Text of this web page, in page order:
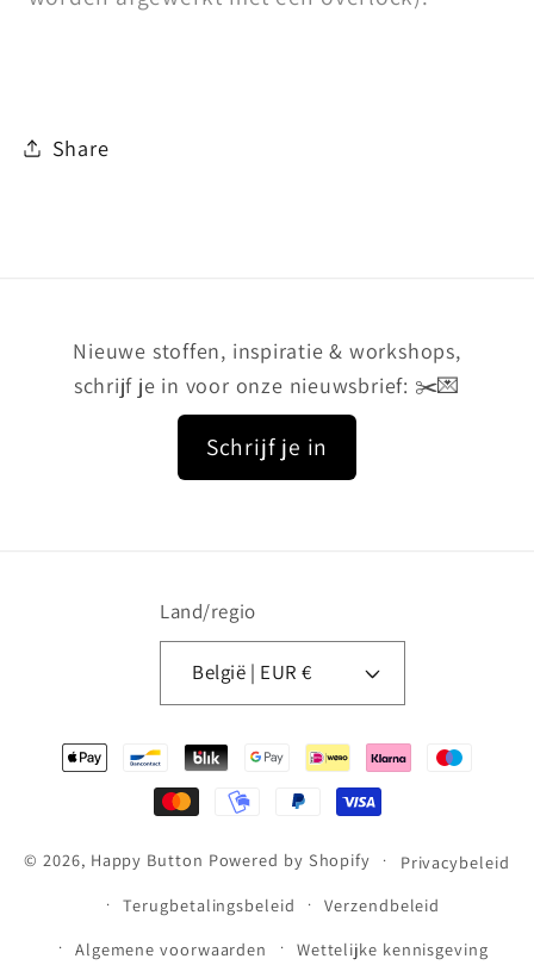
Share
Nieuwe stoffen, inspiratie & workshops,
schrijf je in voor onze nieuwsbrief: ✂️💌
Schrijf je in
Land/regio
België | EUR €
Betaalmethoden
© 2026, Happy Button Powered by Shopify
Privacybeleid
Terugbetalingsbeleid
Verzendbeleid
Algemene voorwaarden
Wettelijke kennisgeving